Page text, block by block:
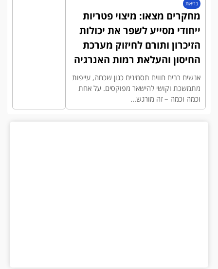
בריאות
מחקרים מצאו: מיצוי פטריות
ייחודי מסייע לשפר את יכולות
הזיכרון ותורם לחיזוק מערכת
החיסון והעלאת רמות האנרגיה
אנשים רבים חווים תסמינים כגון שכחה, עייפות
מתמשכת וקושי להישאר מפוקסים. על אחת
וכמה וכמה – זה מורגש...